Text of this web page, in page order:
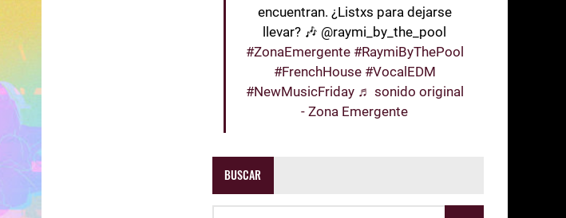
encuentran. ¿Listxs para dejarse
llevar? 🎶 @raymi_by_the_pool
#ZonaEmergente #RaymiByThePool
#FrenchHouse #VocalEDM
#NewMusicFriday ♬ sonido original
- Zona Emergente
BUSCAR